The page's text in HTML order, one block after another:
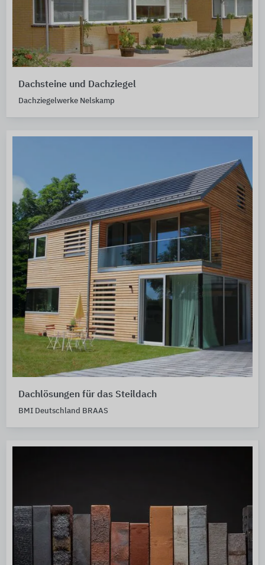
Dachsteine und Dachziegel
Dachziegelwerke Nelskamp
Dachlösungen für das Steildach
BMI Deutschland BRAAS